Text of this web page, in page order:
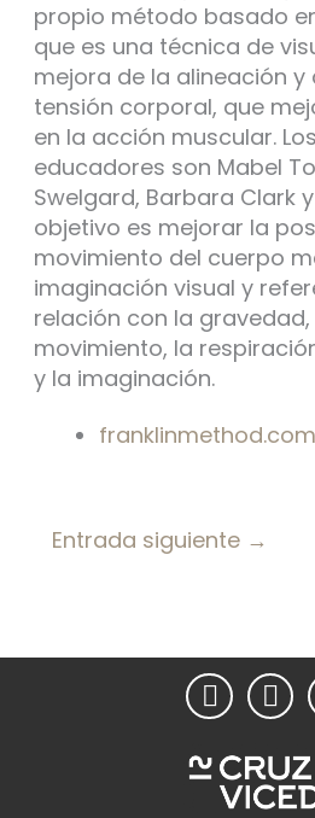
propio método basado
que es una técnica de
mejora de la alineación y
tensión corporal, que
en la acción muscular.
educadores son Mabel
Swelgard, Barbara Clark
objetivo es mejorar la
movimiento del cuerpo
imaginación visual y
relación con la
movimiento, la
y la imaginación.
franklinmethod.com
Entrada siguiente →
T
e
e
g
I
n
t
a